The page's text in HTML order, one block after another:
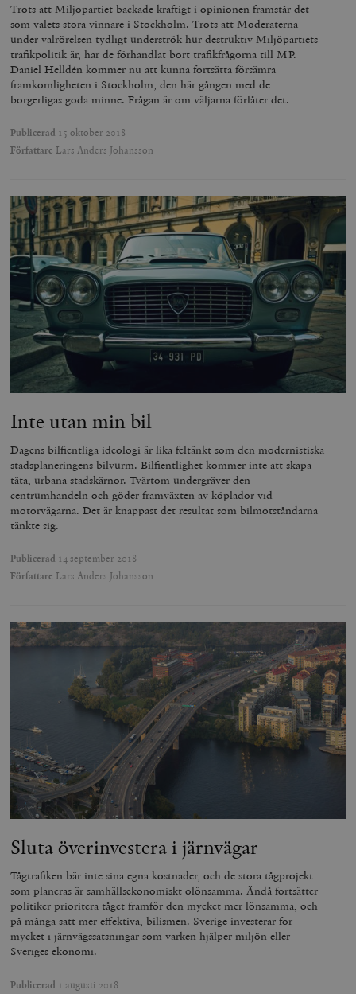
Trots att Miljöpartiet backade kraftigt i opinionen framstår det
som valets stora vinnare i Stockholm. Trots att Moderaterna
under valrörelsen tydligt underströk hur destruktiv Miljöpartiets
trafikpolitik är, har de förhandlat bort trafikfrågorna till MP.
Daniel Helldén kommer nu att kunna fortsätta försämra
framkomligheten i Stockholm, den här gången med de
borgerligas goda minne. Frågan är om väljarna förlåter det.
Publicerad 15 oktober 2018
Författare Lars Anders Johansson
Inte utan min bil
Dagens bilfientliga ideologi är lika feltänkt som den modernistiska
stadsplaneringens bilvurm. Bilfientlighet kommer inte att skapa
täta, urbana stadskärnor. Tvärtom undergräver den
centrumhandeln och göder framväxten av köplador vid
motorvägarna. Det är knappast det resultat som bilmotståndarna
tänkte sig.
Publicerad 14 september 2018
Författare Lars Anders Johansson
Sluta överinvestera i järnvägar
Tågtrafiken bär inte sina egna kostnader, och de stora tågprojekt
som planeras är samhällsekonomiskt olönsamma. Ändå fortsätter
politiker prioritera tåget framför den mycket mer lönsamma, och
på många sätt mer effektiva, bilismen. Sverige investerar för
mycket i järnvägssatsningar som varken hjälper miljön eller
Sveriges ekonomi.
Publicerad 1 augusti 2018